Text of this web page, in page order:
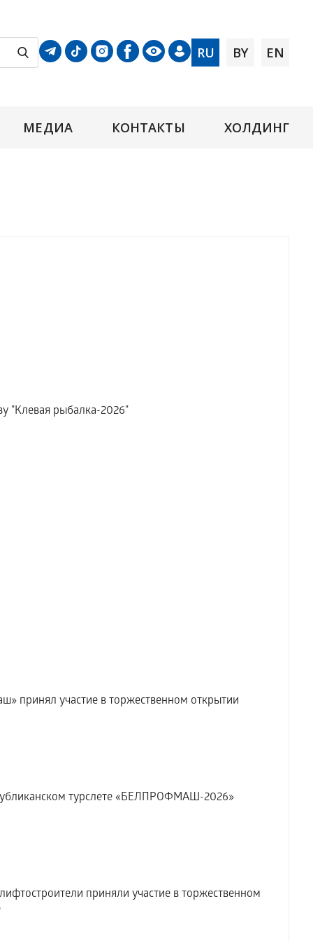
RU BY EN
МЕДИА КОНТАКТЫ ХОЛДИНГ
"Клевая рыбалка-2026"
принял участие в торжественном открытии
турслете «БЕЛПРОФМАШ-2026»
приняли участие в торжественном